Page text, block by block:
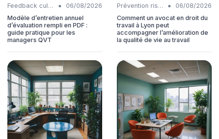
Feedback culture •
06/08/2026
Modèle d’entretien annuel
d’évaluation rempli en PDF :
guide pratique pour les
managers QVT
Prévention risques •
06/08/2026
Comment un avocat en droit du
travail à Lyon peut
accompagner l’amélioration de
la qualité de vie au travail